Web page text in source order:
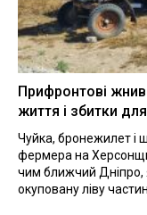
Прифронтові
життя і збитки
Чуйка, бронежилет і
фермера на
чим ближчий Дніпро,
окуповану ліву